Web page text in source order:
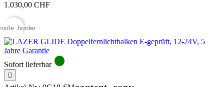
1.030,00 CHF
Sofort lieferbar circle
